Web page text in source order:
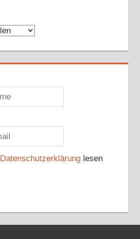
Datenschutzerklärunglesen